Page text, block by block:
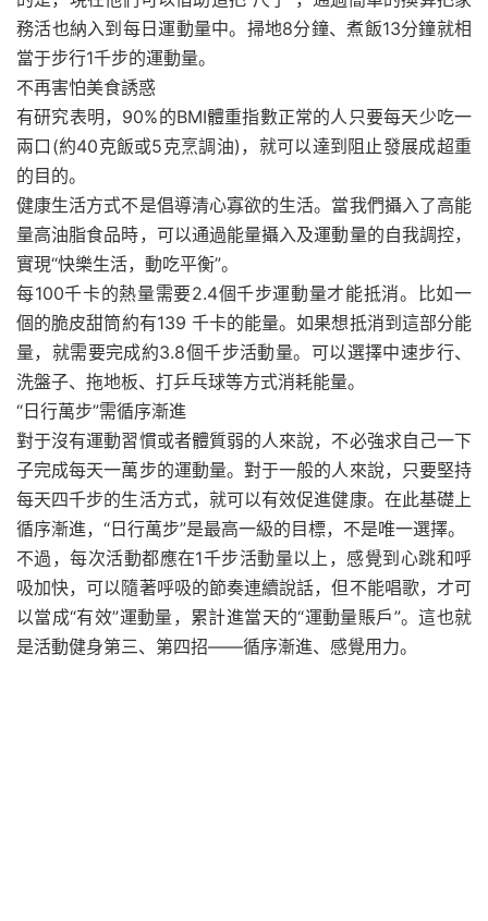
務活也納入到每日運動量中。掃地8分鐘、煮飯13分鐘就相
當于步行1千步的運動量。
不再害怕美食誘惑
有研究表明，90%的BMI體重指數正常的人只要每天少吃一
兩口(約40克飯或5克烹調油)，就可以達到阻止發展成超重
的目的。
健康生活方式不是倡導清心寡欲的生活。當我們攝入了高能
量高油脂食品時，可以通過能量攝入及運動量的自我調控，
實現“快樂生活，動吃平衡”。
每100千卡的熱量需要2.4個千步運動量才能抵消。比如一
個的脆皮甜筒約有139 千卡的能量。如果想抵消到這部分能
量，就需要完成約3.8個千步活動量。可以選擇中速步行、
洗盤子、拖地板、打乒乓球等方式消耗能量。
“日行萬步”需循序漸進
對于沒有運動習慣或者體質弱的人來說，不必強求自己一下
子完成每天一萬步的運動量。對于一般的人來說，只要堅持
每天四千步的生活方式，就可以有效促進健康。在此基礎上
循序漸進，“日行萬步”是最高一級的目標，不是唯一選擇。
不過，每次活動都應在1千步活動量以上，感覺到心跳和呼
吸加快，可以隨著呼吸的節奏連續說話，但不能唱歌，才可
以當成“有效”運動量，累計進當天的“運動量賬戶”。這也就
是活動健身第三、第四招――循序漸進、感覺用力。